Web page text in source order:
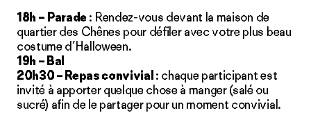
18h – Parade : Rendez-vous devant la maison de
quartier des Chênes pour défiler avec votre plus beau
costume d’Halloween.
19h – Bal
20h30 – Repas convivial : chaque participant est
invité à apporter quelque chose à manger (salé ou
sucré) afin de le partager pour un moment convivial.